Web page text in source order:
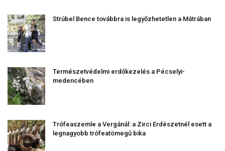
Strúbel Bence továbbra is legyőzhetetlen a Mátrában
Természetvédelmi erdőkezelés a Pécselyi-
medencében
Trófeaszemle a Vergánál: a Zirci Erdészetnél esett a
legnagyobb trófeatömegű bika